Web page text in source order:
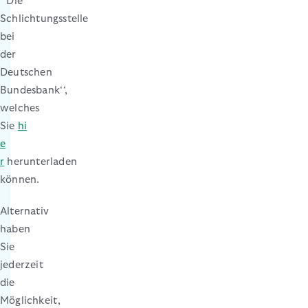
Schlichtungsstelle
bei
der
Deutschen
Bundesbank‘‘,
welches
Sie hi
e
r herunterladen
können.
Alternativ
haben
Sie
jederzeit
die
Möglichkeit,